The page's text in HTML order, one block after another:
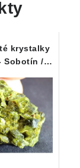
krystalky
Sobotín /